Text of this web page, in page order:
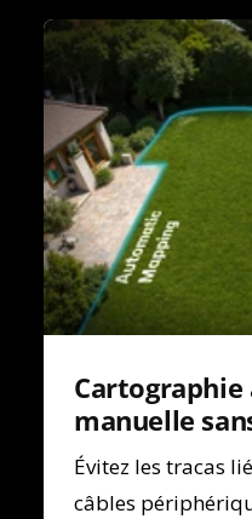
manuelle
Évitez les tracas
câbles